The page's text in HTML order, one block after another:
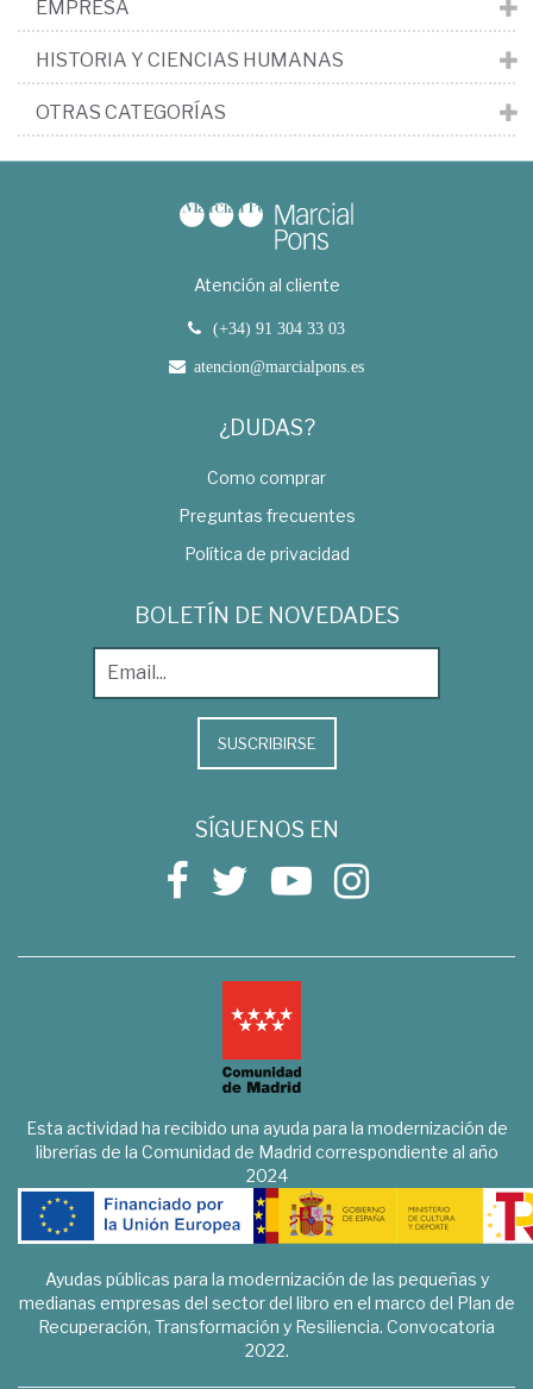
EMPRESA
HISTORIA Y CIENCIAS HUMANAS
OTRAS CATEGORÍAS
Atención al cliente
(+34) 91 304 33 03
atencion@marcialpons.es
¿DUDAS?
Como comprar
Preguntas frecuentes
Política de privacidad
BOLETÍN DE NOVEDADES
SUSCRIBIRSE
SÍGUENOS EN
Esta actividad ha recibido una ayuda para la modernización de
librerías de la Comunidad de Madrid correspondiente al año
2024
Ayudas públicas para la modernización de las pequeñas y
medianas empresas del sector del libro en el marco del Plan de
Recuperación, Transformación y Resiliencia. Convocatoria
2022.